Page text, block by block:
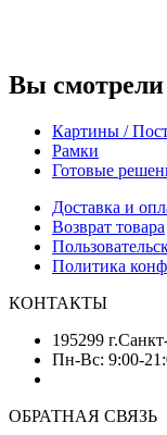
Вы смотрели
Картины /
Рамки
Готовые
Доставка и
Возврат товара
Политика
КОНТАКТЫ
Пн-Вс: 9:00-
ОБРАТНАЯ СВЯЗЬ